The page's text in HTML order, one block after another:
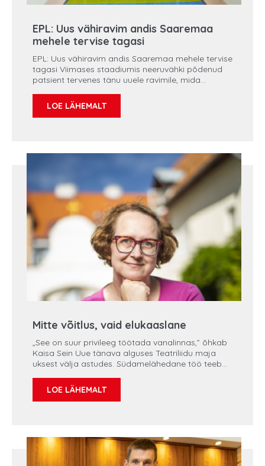
EPL: Uus vähiravim andis Saaremaa
mehele tervise tagasi
EPL: Uus vähiravim andis Saaremaa mehele tervise
tagasi Viimases staadiumis neeruvähki põdenud
patsient tervenes tänu uuele ravimile, mida
Maido ei osanud kolm aastat tagasi aimatagi, mis
võib põhjustada tema üha kehvemat enesetunnet.
osakonda.
LOE LÄHEMALT
Mitte võitlus, vaid elukaaslane
„See on suur privileeg töötada vanalinnas,” õhkab
Kaisa Sein Uue tänava alguses Teatriliidu maja
uksest välja astudes. Südamelähedane töö teeb
ravinähtudest, mis kaasuvad metastaatilise
rinnavähiga. Kaisa oli kõigest 32aastane, kui tal
avastatud rinnavähk 50. eluaastate keskel. Sel ajal
veel Viljandis elav naine läks naistearsti
vastuvõtule ning rääkis oma kõhklusest.
LOE LÄHEMALT